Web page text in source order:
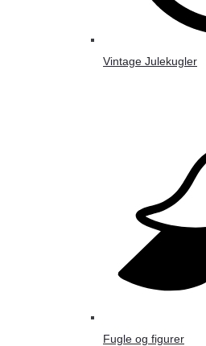
Vintage Julekugler
Fugle og figurer